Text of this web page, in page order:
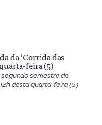
da ‘Corrida das
feira (5)
semestre de
desta quarta-feira (5)